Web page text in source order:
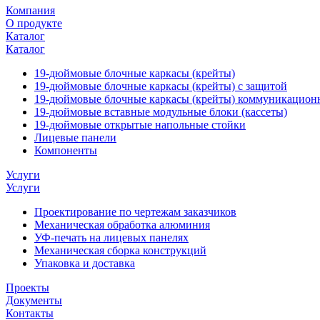
Компания
О продукте
Каталог
Каталог
19-дюймовые блочные каркасы (крейты)
19-дюймовые блочные каркасы (крейты) с защитой
19-дюймовые блочные каркасы (крейты)
19-дюймовые вставные модульные блоки (кассеты)
19-дюймовые открытые напольные стойки
Лицевые панели
Компоненты
Услуги
Услуги
Проектирование по чертежам заказчиков
Механическая обработка алюминия
УФ-печать на лицевых панелях
Механическая сборка конструкций
Упаковка и доставка
Проекты
Документы
Контакты